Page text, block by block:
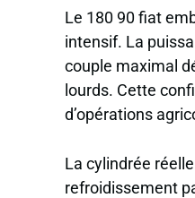
Le 180 90 fiat
intensif. La
couple maximal
lourds. Cette
d’opérations
La cylindrée
refroidissement